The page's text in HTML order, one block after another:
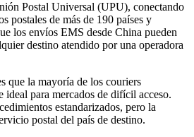
Postal Universal (UPU), conectando
postales de más de 190 países y
los envíos EMS desde China pueden
destino atendido por una operadora
que la mayoría de los couriers
ideal para mercados de difícil acceso.
estandarizados, pero la
postal del país de destino.